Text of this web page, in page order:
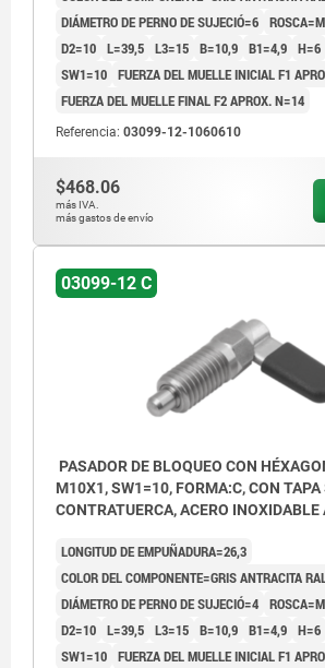
DIÁMETRO DE PERNO DE SUJECIÓ=6
D2=10 L=39,5 L3=15 B=10,9 B1=4,9 H=6
SW1=10 FUERZA DEL MUELLE INICIAL F1
FUERZA DEL MUELLE FINAL F2 APROX. N=14
Referencia: 03099-12-1060610
$468.06
más IVA.
más gastos de envío
03099-12 C
PASADOR DE BLOQUEO CON
M10X1, SW1=10, FORMA:C, CON TAPA
CONTRATUERCA, ACERO INOXIDABLE
RAL7021
LONGITUD DE EMPUÑADURA=26,3
COLOR DEL COMPONENTE=GRIS ANTRACITA
DIÁMETRO DE PERNO DE SUJECIÓ=4
D2=10 L=39,5 L3=15 B=10,9 B1=4,9 H=6
SW1=10 FUERZA DEL MUELLE INICIAL F1